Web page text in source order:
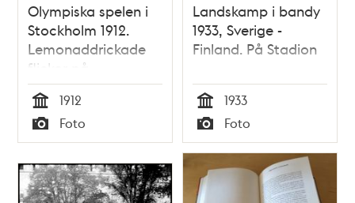
Olympiska spelen i
Stockholm 1912.
Lemonaddrickade
flickor på
publikläktaren.
Tid
1912
Typ
Foto
Landskamp i bandy
1933, Sverige -
Finland. På Stadion
Tid
1933
Typ
Foto